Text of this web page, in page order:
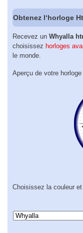
Obtenez l‘horloge
Recevez un Whyalla
choisissez horloges
le monde.
Aperçu de votre horloge
Choisissez la couleur